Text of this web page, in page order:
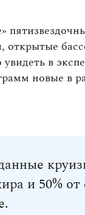
открытые
в
новые в
и 50%